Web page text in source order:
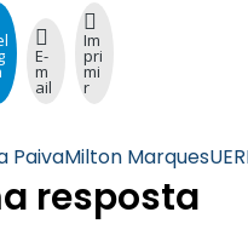
E-
m
ail
Im
pri
mi
r
PaivaMilton Marques
resposta